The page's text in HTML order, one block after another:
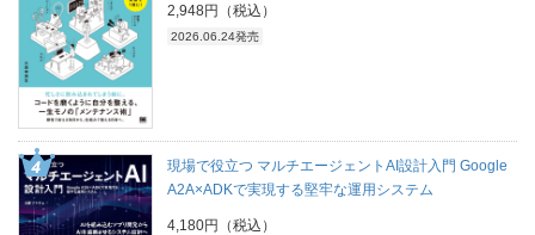
2,948円（税込）
2026.06.24発売
現場で役立つ マルチエージェントAI設計入門 Google
A2A×ADKで実現する堅牢な運用システム
4,180円（税込）